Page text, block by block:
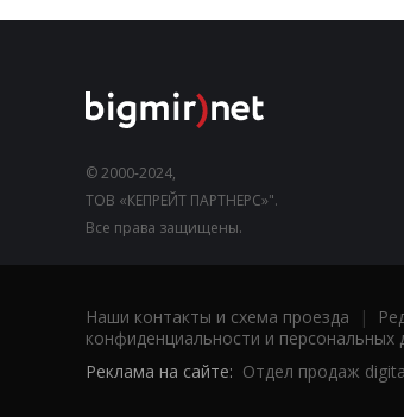
© 2000-2024,
ТОВ «КЕПРЕЙТ ПАРТНЕРС»".
Все права защищены.
Наши контакты и схема проезда |
конфиденциальности и персональных
Реклама на сайте: Отдел продаж